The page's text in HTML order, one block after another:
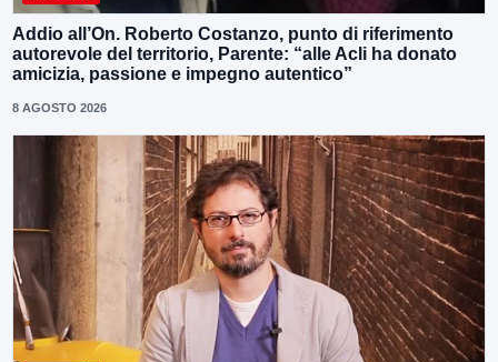
Addio all’On. Roberto Costanzo, punto di riferimento
autorevole del territorio, Parente: “alle Acli ha donato
amicizia, passione e impegno autentico”
8 AGOSTO 2026